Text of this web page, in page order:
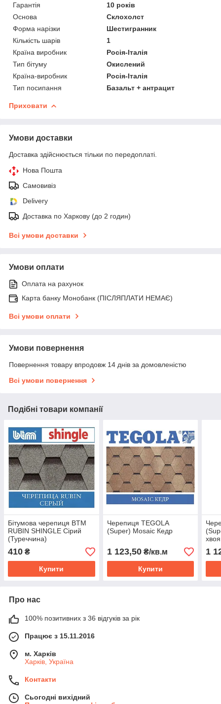
Гарантія
10 років
Основа
Склохолст
Форма нарізки
Шестигранник
Кількість шарів
1
Країна виробник
Росія-Італія
Тип бітуму
Окислений
Країна-виробник
Росія-Італія
Тип посипання
Базальт + антрацит
Приховати
Умови доставки
Доставка здійснюється тільки по передоплаті.
Нова Пошта
Самовивіз
Delivery
Доставка по Харкову (до 2 годин)
Всі умови доставки
Умови оплати
Оплата на рахунок
Карта банку Монобанк (ПІСЛЯПЛАТИ НЕМАЄ)
Всі умови оплати
Умови повернення
Повернення товару впродовж 14 днів за домовленістю
Всі умови повернення
Подібні товари компанії
Бітумова черепиця BTM
RUBIN SHINGLE Сірий
(Туреччина)
410 ₴
Купити
Черепиця TEGOLA
(Super) Mosaic Кедр
1 123,50₴/кв.м
Купити
хвоя
1
Про нас
100% позитивних з 36 відгуків за рік
Працює з 15.11.2016
м. Харків
Харків, Україна
Контакти
Сьогодні вихідний